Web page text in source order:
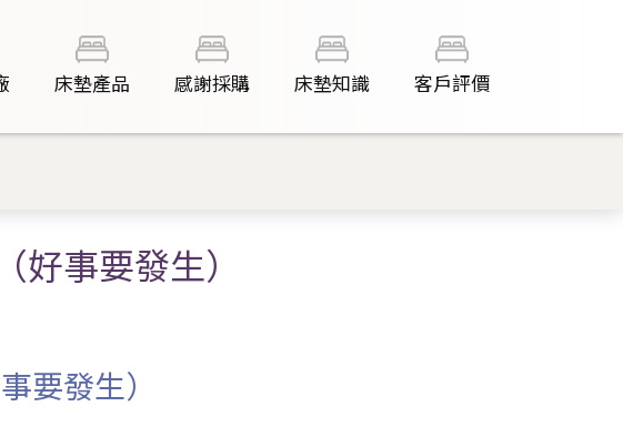
床墊產品 感謝採購 床墊知識 客戶評價
事要發生）
要發生）